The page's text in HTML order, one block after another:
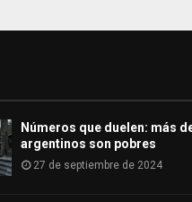
Números que duelen: más
argentinos son pobres
27 de septiembre de 2024